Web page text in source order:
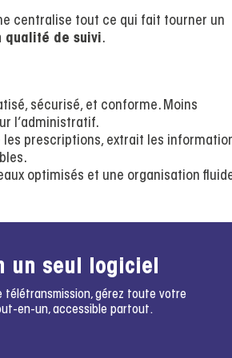
centralise tout ce qui fait tourner un
qualité de suivi.
sécurisé, et conforme. Moins
l’administratif.
les prescriptions, extrait les
optimisés et une organisation
un seul logiciel
télétransmission, gérez toute votre
en-un, accessible partout.